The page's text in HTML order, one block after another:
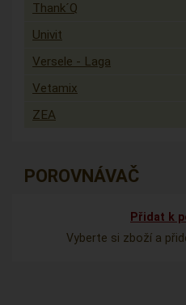
Thank´Q
Univit
Versele - Laga
Vetamix
ZEA
POROVNÁVAČ
Přidat k
Vyberte si zboží a